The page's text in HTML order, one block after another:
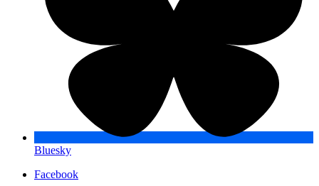
Bluesky
Facebook